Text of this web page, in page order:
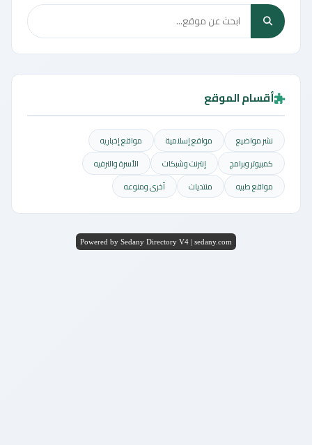
أقسام الموقع
نشر مواضيع مواقع إسلامية
مواقع إخباريه
كمبيوتر وبرامج
إنترنت وشبكات
الأسرة والترفيه
مواقع طبيه
منتديات أخرى ومنوعه
Powered by Sedany Directory V4 | sedany.com